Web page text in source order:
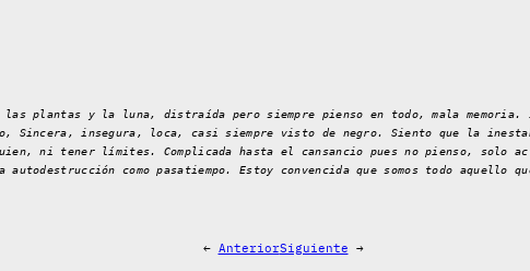
las plantas y la luna, distraída pero siempre pienso en todo, mala memoria.
Sincera, insegura, loca, casi siempre visto de negro. Siento que la
ni tener límites. Complicada hasta el cansancio pues no pienso, solo
autodestrucción como pasatiempo. Estoy convencida que somos todo aquello
← AnteriorSiguiente →